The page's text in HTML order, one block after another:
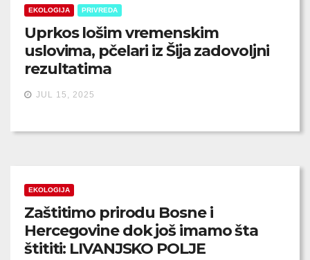
EKOLOGIJA PRIVREDA
Uprkos lošim vremenskim
uslovima, pčelari iz Šija zadovoljni
rezultatima
JUL 15, 2025
EKOLOGIJA
Zaštitimo prirodu Bosne i
Hercegovine dok još imamo šta
štititi: LIVANJSKO POLJE